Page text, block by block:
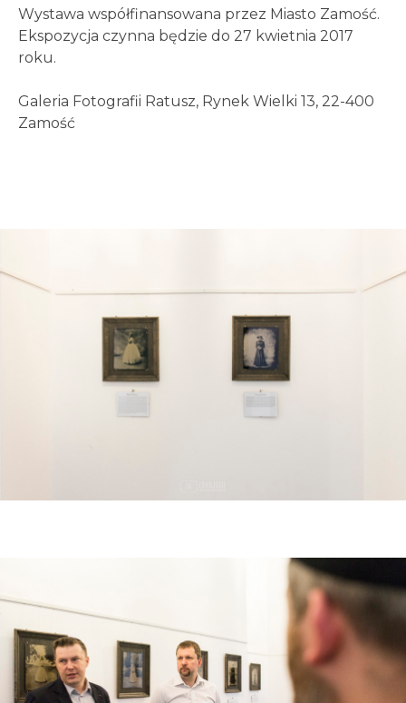
Wystawa współfinansowana przez Miasto Zamość.
Ekspozycja czynna będzie do 27 kwietnia 2017
roku.
Galeria Fotografii Ratusz, Rynek Wielki 13, 22-400
Zamość